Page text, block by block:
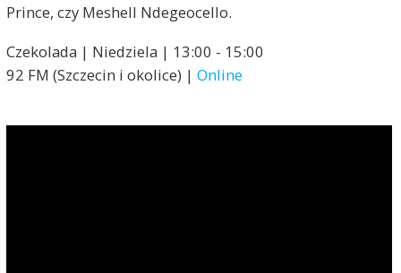
Prince, czy Meshell Ndegeocello.
Czekolada | Niedziela | 13:00 - 15:00
92 FM (Szczecin i okolice) | Online